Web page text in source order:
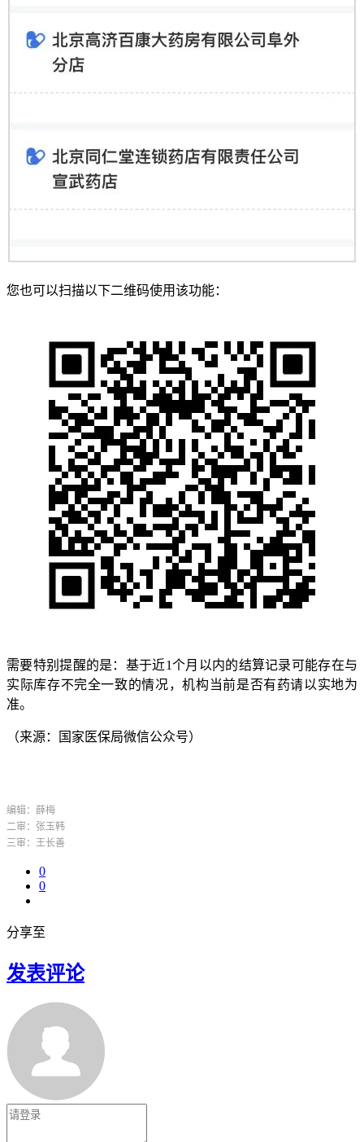
您也可以扫描以下二维码使用该功能：
需要特别提醒的是：基于近1个月以内的结算记录可能存在与
实际库存不完全一致的情况，机构当前是否有药请以实地为
准。
（来源：国家医保局微信公众号）
编辑：薛梅
二审：张玉韩
三审：王长善
0
0
分享至
发表评论